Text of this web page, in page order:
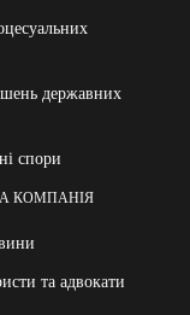
державних
спори
КОМПАНІЯ
та адвокати